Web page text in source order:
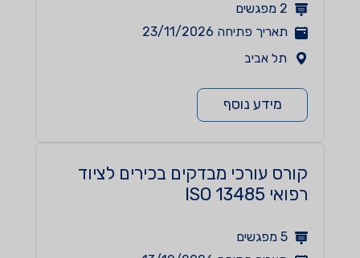
2 מפגשים
תאריך פתיחה 23/11/2026
תל אביב
מידע נוסף
קורס עורכי מבדקים בכירים לציוד
רפואי ISO 13485
5מפגשים